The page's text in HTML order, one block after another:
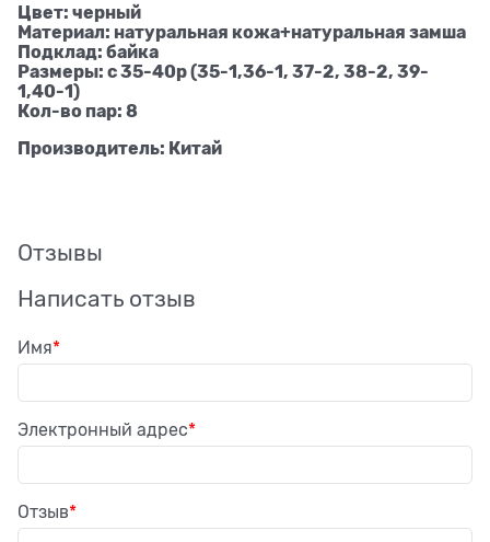
Цвет: черный
Материал: натуральная кожа+натуральная замша
Подклад: байка
Размеры: с 35-40р (35-1,36-1, 37-2, 38-2, 39-
1,40-1)
Кол-во пар: 8
Производитель: Китай
Отзывы
Написать отзыв
Имя
Электронный адрес
Отзыв